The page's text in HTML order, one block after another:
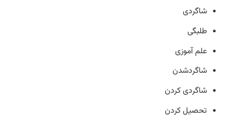
شاگردی
طلبگی
علم آموزی
شاگردشدن
شاگردی کردن
تحصیل کردن